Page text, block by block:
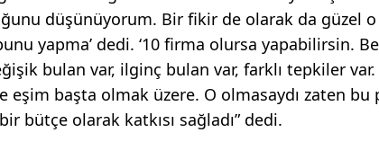
düşünüyorum. Bir fikir de olarak da güzel o
yapma’ dedi. ‘10 firma olursa yapabilirsin.
bulan var, ilginç bulan var, farklı tepkiler
eşim başta olmak üzere. O olmasaydı zaten bu
bütçe olarak katkısı sağladı” dedi.